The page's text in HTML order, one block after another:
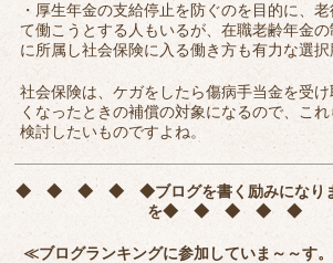
・厚生年金の支給停止を防ぐのを目的に、
て働こうとする人もいるが、在職老齢年金
に所属し社会保険に入る働き方も有力な選
社会保険は、ケガをしたら傷病手当金を受
くなったときの補償の対象になるので、こ
検討したいものですよね。
◆ ◆ ◆ ◆ ◆ブログを書く励みになり
を◆ ◆ ◆ ◆
≪ブログランキングに参加していま～～す